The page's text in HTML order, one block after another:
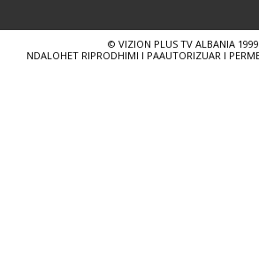
© VIZION PLUS TV ALBANIA
NDALOHET RIPRODHIMI I PAAUTORIZUAR I